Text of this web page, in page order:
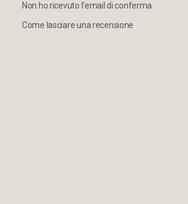
Non ho ricevuto l'email di conferma
Come lasciare una recensione